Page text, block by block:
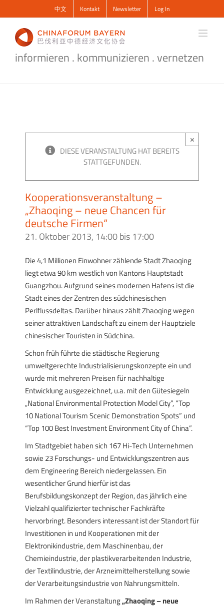
Inhalt
springen
中文 Kontakt Newsletter Log In
informieren . kommunizieren . vernetzen
×
DIESE VERANSTALTUNG HAT BEREITS
STATTGEFUNDEN.
Kooperationsveranstaltung –
„Zhaoqing – neue Chancen für
deutsche Firmen“
21. Oktober 2013, 14:00bis 17:00
Die 4,1 Millionen Einwohner zählende Stadt Zhaoqing
liegt etwa 90 km westlich von Kantons Hauptstadt
Guangzhou. Aufgrund seines modernen Hafens ist die
Stadt eines der Zentren des südchinesischen
Perlflussdeltas. Darüber hinaus zählt Zhaoqing wegen
seiner attraktiven Landschaft zu einem der Hauptziele
chinesischer Touristen in Südchina.
Schon früh führte die städtische Regierung
umweltgerechte Industrialisierungskonzepte ein und
wurde mit mehreren Preisen für nachhaltige
Entwicklung ausgezeichnet, u.a. mit den Gütesiegeln
„National Environmental Protection Model City”, “Top
10 National Tourism Scenic Demonstration Spots” und
“Top 100 Best Investment Environment City of China”.
Im Stadtgebiet haben sich 167 Hi-Tech Unternehmen
sowie 23 Forschungs- und Entwicklungszentren aus
dem Engineering Bereich niedergelassen. Ein
wesentlicher Grund hierfür ist das
Berufsbildungskonzept der Region, das jährlich eine
Vielzahl qualifizierter technischer Fachkräfte
hervorbringt. Besonders interessant ist der Standort für
Investitionen in und Kooperationen mit der
Elektronikindustrie, dem Maschinenbau, der
Chemieindustrie, der plastikverarbeitenden Industrie,
der Textilindustrie, der Arzneimittelherstellung sowie
der Verarbeitungsindustrie von Nahrungsmitteln.
Im Rahmen der Veranstaltung„Zhaoqing – neue